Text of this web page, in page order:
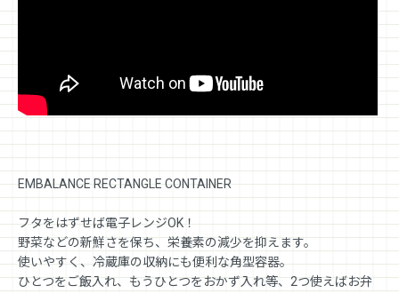
EMBALANCE RECTANGLE CONTAINER
フタをはずせば電子レンジOK！
野菜などの新鮮さを保ち、栄養素の減少を抑えます。
使いやすく、冷蔵庫の収納にも便利な角型容器。
ひとつをご飯入れ、もうひとつをおかず入れ等、2つ使えばお弁